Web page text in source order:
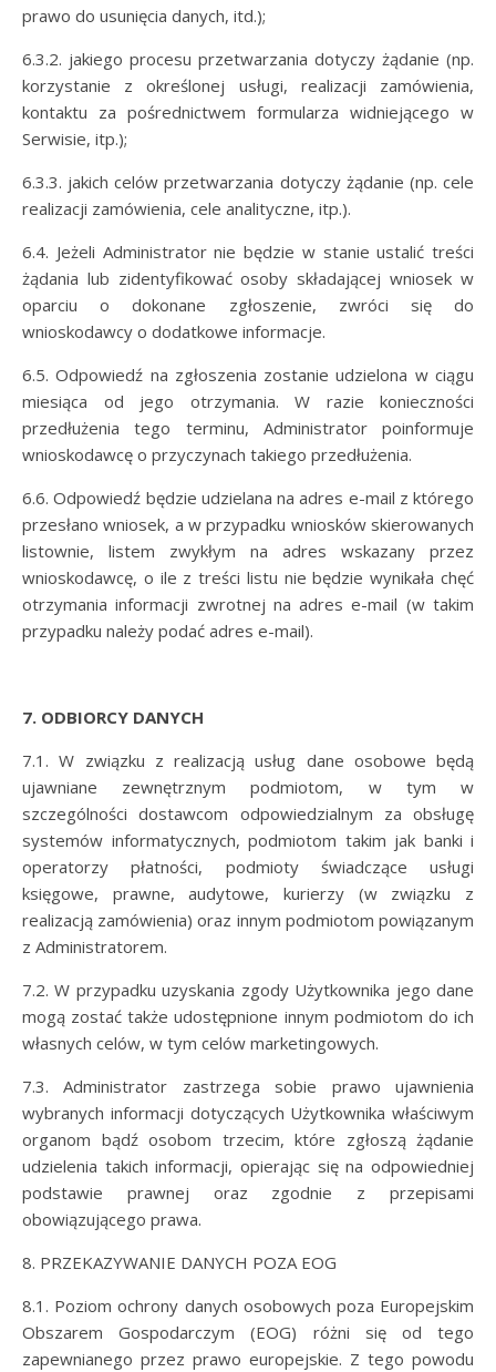
prawo do usunięcia danych, itd.);
6.3.2. jakiego procesu przetwarzania dotyczy żądanie (np.
korzystanie z określonej usługi, realizacji zamówienia,
kontaktu za pośrednictwem formularza widniejącego w
Serwisie, itp.);
6.3.3. jakich celów przetwarzania dotyczy żądanie (np. cele
realizacji zamówienia, cele analityczne, itp.).
6.4. Jeżeli Administrator nie będzie w stanie ustalić treści
żądania lub zidentyfikować osoby składającej wniosek w
oparciu o dokonane zgłoszenie, zwróci się do
wnioskodawcy o dodatkowe informacje.
6.5. Odpowiedź na zgłoszenia zostanie udzielona w ciągu
miesiąca od jego otrzymania. W razie konieczności
przedłużenia tego terminu, Administrator poinformuje
wnioskodawcę o przyczynach takiego przedłużenia.
6.6. Odpowiedź będzie udzielana na adres e-mail z którego
przesłano wniosek, a w przypadku wniosków skierowanych
listownie, listem zwykłym na adres wskazany przez
wnioskodawcę, o ile z treści listu nie będzie wynikała chęć
otrzymania informacji zwrotnej na adres e-mail (w takim
przypadku należy podać adres e-mail).
7. ODBIORCY DANYCH
7.1. W związku z realizacją usług dane osobowe będą
ujawniane zewnętrznym podmiotom, w tym w
szczególności dostawcom odpowiedzialnym za obsługę
systemów informatycznych, podmiotom takim jak banki i
operatorzy płatności, podmioty świadczące usługi
księgowe, prawne, audytowe, kurierzy (w związku z
realizacją zamówienia) oraz innym podmiotom powiązanym
z Administratorem.
7.2. W przypadku uzyskania zgody Użytkownika jego dane
mogą zostać także udostępnione innym podmiotom do ich
własnych celów, w tym celów marketingowych.
7.3. Administrator zastrzega sobie prawo ujawnienia
wybranych informacji dotyczących Użytkownika właściwym
organom bądź osobom trzecim, które zgłoszą żądanie
udzielenia takich informacji, opierając się na odpowiedniej
podstawie prawnej oraz zgodnie z przepisami
obowiązującego prawa.
8. PRZEKAZYWANIE DANYCH POZA EOG
8.1. Poziom ochrony danych osobowych poza Europejskim
Obszarem Gospodarczym (EOG) różni się od tego
zapewnianego przez prawo europejskie. Z tego powodu